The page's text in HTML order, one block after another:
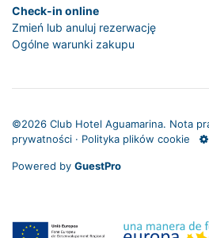
Check-in online
Zmień lub anuluj rezerwację
Ogólne warunki zakupu
©2026 Club Hotel Aguamarina. Nota
prywatności · Polityka plików cookie
Powered by GuestPro